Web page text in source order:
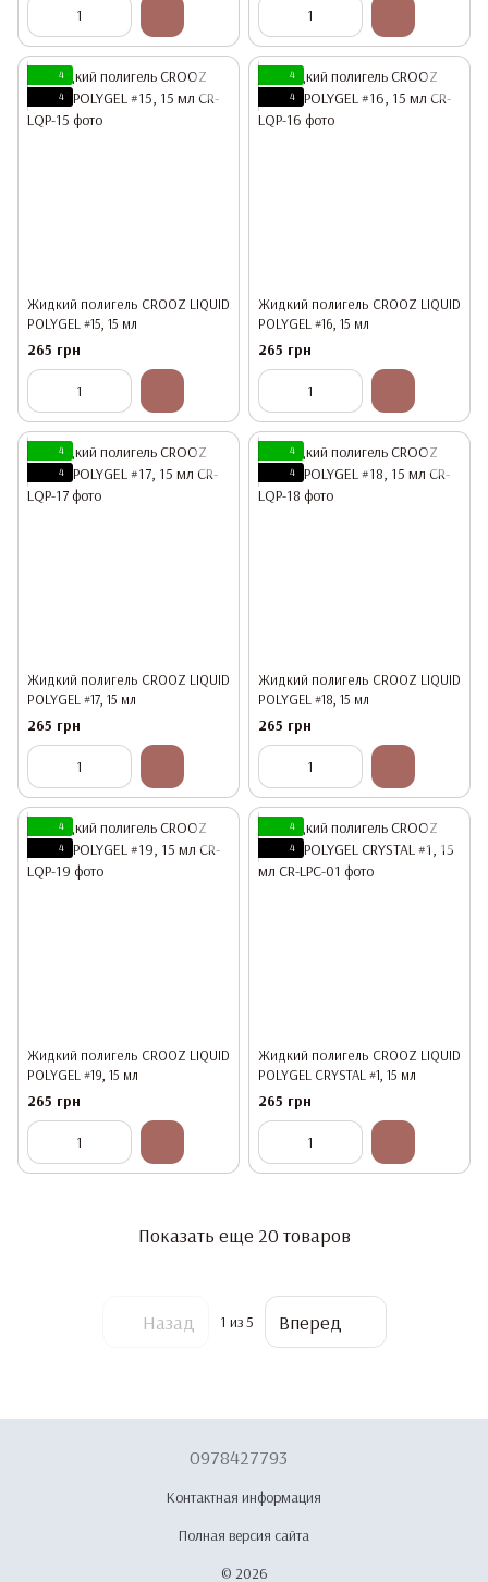
4
4
Жидкий полигель CROOZ LIQUID
POLYGEL #15, 15 мл
265 грн
4
4
Жидкий полигель CROOZ LIQUID
POLYGEL #16, 15 мл
265 грн
4
4
Жидкий полигель CROOZ LIQUID
POLYGEL #17, 15 мл
265 грн
4
4
Жидкий полигель CROOZ LIQUID
POLYGEL #18, 15 мл
265 грн
4
4
Жидкий полигель CROOZ LIQUID
POLYGEL #19, 15 мл
265 грн
4
4
Жидкий полигель CROOZ LIQUID
POLYGEL CRYSTAL #1, 15 мл
265 грн
Показать еще 20 товаров
Назад 1 из 5 Вперед
0978427793
Контактная информация
Полная версия сайта
© 2026